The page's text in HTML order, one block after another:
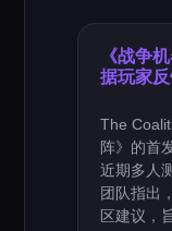
《战争
据玩家
The
阵》的首
近期多人
团队指出
区建议，